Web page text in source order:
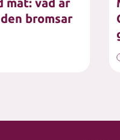
mat: vad är
bromsar